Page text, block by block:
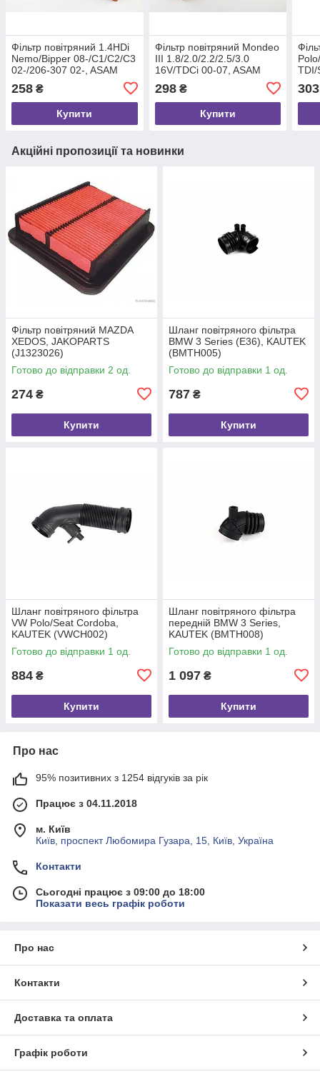
Фільтр повітряний 1.4HDi
Nemo/Bipper 08-/C1/C2/C3
02-/206-307 02-, ASAM
258 ₴
Купити
Фільтр повітряний Mondeo
III 1.8/2.0/2.2/2.5/3.0
16V/TDCi 00-07, ASAM
298₴
Купити
TDI/
303
Акційні пропозиції та новинки
Фільтр повітряний MAZDA
XEDOS, JAKOPARTS
(J1323026)
Готово до відправки 2 од.
274 ₴
Купити
Шланг повітряного фільтра
BMW 3 Series (E36), KAUTEK
(BMTH005)
Готово до відправки 1 од.
787 ₴
Купити
Шланг повітряного фільтра
VW Polo/Seat Cordoba,
KAUTEK (VWCH002)
Готово до відправки 1 од.
884 ₴
Купити
Шланг повітряного фільтра
передній BMW 3 Series,
KAUTEK (BMTH008)
Готово до відправки 1 од.
1 097 ₴
Купити
Про нас
95% позитивних з 1254 відгуків за рік
Працює з 04.11.2018
м. Київ
Київ, проспект Любомира Гузара, 15, Київ, Україна
Контакти
Сьогодні працює з 09:00 до 18:00
Показати весь графік роботи
Про нас
Контакти
Доставка та оплата
Графік роботи